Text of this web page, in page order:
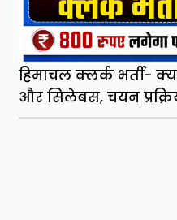
हिमाचल क्लर्क भर्ती-
और सिलेबस, चयन